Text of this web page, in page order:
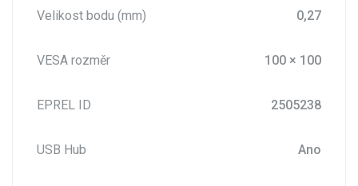
Velikost bodu (mm) 0,27
VESA rozměr 100 × 100
EPREL ID 2505238
USB Hub Ano